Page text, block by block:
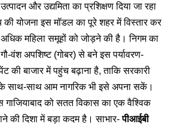
और उद्यमिता का प्रशिक्षण दिया जा रहा
की योजना इस मॉडल का पूरे शहर में विस्तार कर
महिला समूहों को जोड़ने की है। निगम का
वंश अपशिष्ट (गोबर) से बने इस पर्यावरण-
की बाजार में पहुंच बढ़ाना है, ताकि सरकारी
साथ-साथ आम नागरिक भी इसे अपना सकें।
गाजियाबाद को सतत विकास का एक वैश्विक
की दिशा में बड़ा कदम है। साभार-पीआईबी